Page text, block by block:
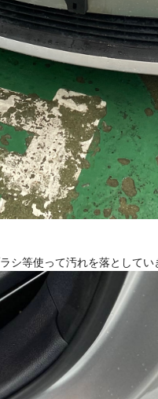
シ等使って汚れを落としてい